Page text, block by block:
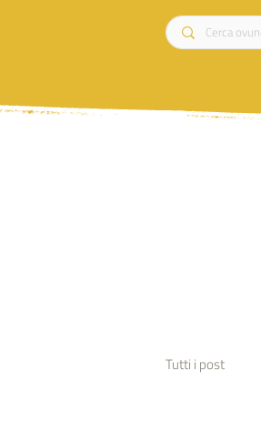
Tutti i post